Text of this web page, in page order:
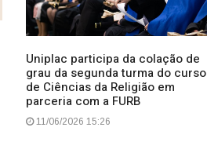
Uniplac participa da colação de
grau da segunda turma do curso
de Ciências da Religião em
parceria com a FURB
11/06/2026 15:26